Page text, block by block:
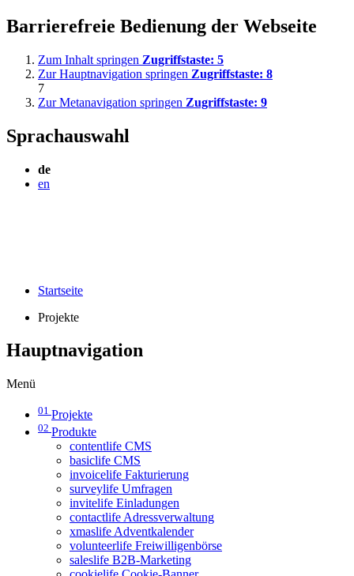
Barrierefreie Bedienung der Webseite
Zum Inhalt springen Zugriffstaste: 5
Zur Hauptnavigation springen Zugriffstaste: 8
7
Zur Metanavigation springen Zugriffstaste: 9
Sprachauswahl
de
en
Startseite
Projekte
Hauptnavigation
Menü
01 Projekte
02 Produkte
contentlife CMS
basiclife CMS
invoicelife Fakturierung
surveylife Umfragen
invitelife Einladungen
contactlife Adressverwaltung
xmaslife Adventkalender
volunteerlife Freiwilligenbörse
saleslife B2B-Marketing